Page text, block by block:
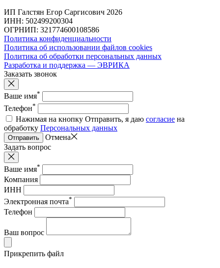
ИП Галстян Егор Саргисович 2026
ИНН: 502499200304
ОГРНИП: 321774600108586
Политика конфиденциальности
Политика об использовании файлов cookies
Политика об обработки персональных данных
Разработка и поддержка — ЭВРИКА
Заказать звонок
Ваше имя*
Телефон*
Нажимая на кнопку Отправить, я даю согласие на
обработку Персональных данных
Отправить
Отмена
Задать вопрос
Ваше имя*
Компания
ИНН
Электронная почта*
Телефон
Ваш вопрос
Прикрепить файл